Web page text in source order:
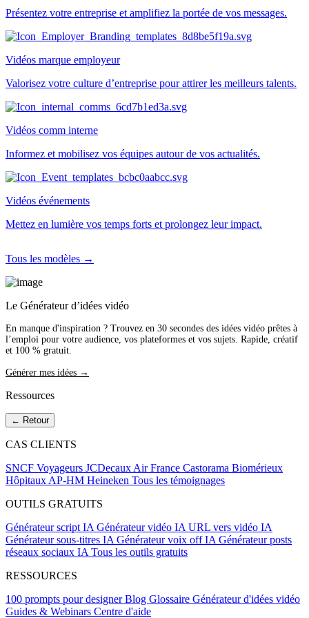
Présentez votre entreprise et amplifiez la portée de vos messages.
Vidéos marque employeur
Valorisez votre culture d’entreprise pour attirer les meilleurs talents.
Vidéos comm interne
Informez et mobilisez vos équipes autour de vos actualités.
Vidéos événements
Mettez en lumière vos temps forts et prolongez leur impact.
Tous les modèles →
Le Générateur d’idées vidéo
En manque d'inspiration ? Trouvez en 30 secondes des idées vidéo prêtes à
l’emploi pour votre audience, vos plateformes et vos sujets. Rapide, créatif
et 100 % gratuit.
Générer mes idées →
Ressources
← Retour
CAS CLIENTS
SNCF Voyageurs JCDecaux Air France Castorama Biomérieux
Hôpitaux AP-HM Heineken Tous les témoignages
OUTILS GRATUITS
Générateur script IA Générateur vidéo IA URL vers vidéo IA
Générateur sous-titres IA Générateur voix off IA Générateur posts
réseaux sociaux IA Tous les outils gratuits
RESSOURCES
100 prompts pour designerBlog Glossaire Générateur d'idées vidéo
Guides & Webinars Centre d'aide